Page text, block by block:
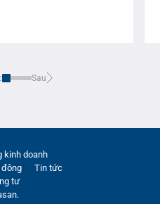
Sau
kinh doanh
đông
Tin tức
tư